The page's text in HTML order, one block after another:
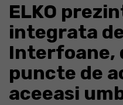
ELKO
integrata
Interfoane,
puncte de
aceeasi